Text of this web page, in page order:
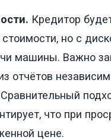
Кредитор
но с
машины. Важно
отчётов
что при
цене.